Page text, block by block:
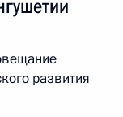
развития